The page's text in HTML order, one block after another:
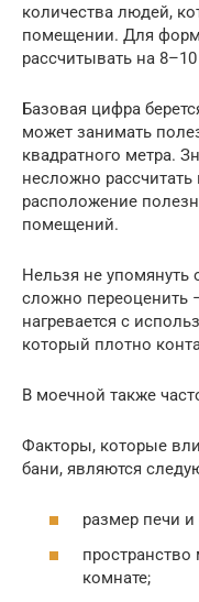
количества людей,
помещении. Для
рассчитывать на
Базовая цифра
может занимать
квадратного метра.
несложно
расположение
помещений.
Нельзя не упомянуть
сложно переоценить
нагревается с
который плотно
В моечной также
Факторы, которые
бани, являются
размер печи
комнате;